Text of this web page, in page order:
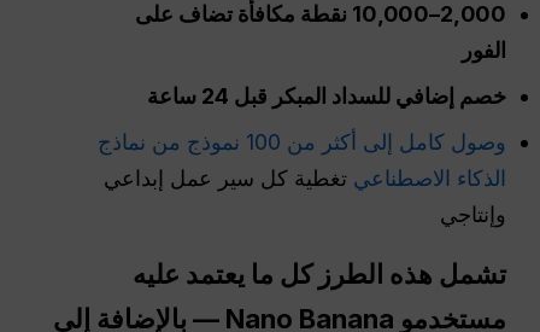
2,000–10,000 نقطة مكافأة تضاف على
الفور
خصم إضافي للسداد المبكر قبل 24 ساعة
وصول كامل إلى أكثر من 100 نموذج من نماذج
الذكاء الاصطناعيتغطية كل سير عمل إبداعي
وإنتاجي
تشمل هذه الطرز كل ما يعتمد عليه
مستخدمو Nano Banana — بالإضافة إلى